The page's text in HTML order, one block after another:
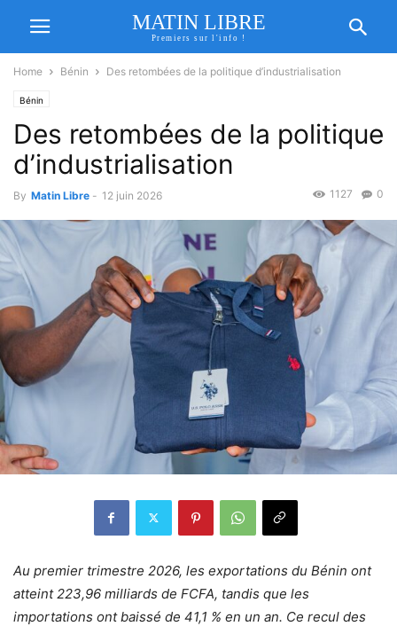
MATIN LIBRE
Premiers sur l'info !
Home Bénin Des retombées de la politique d’industrialisation
Bénin
Des retombées de la politique
d’industrialisation
By Matin Libre - 12 juin 2026 0
1127
Au premier trimestre 2026, les exportations du Bénin ont
atteint 223,96 milliards de FCFA, tandis que les
importations ont baissé de 41,1 % en un an. Ce recul des